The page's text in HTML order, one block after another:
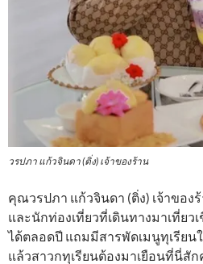
วรปภา แก้วจินดา (ติ่ง) เจ้าของร้าน
คุณวรปภา แก้วจินดา (ติ่ง) เจ้าของ
และนักท่องเที่ยวที่เดินทางมาเที่ยว
ได้ตลอดปี แถมมีสารพัดเมนูทุเรียน
แล้วสาวกทุเรียนต้องมาเยือนที่นี่สัก